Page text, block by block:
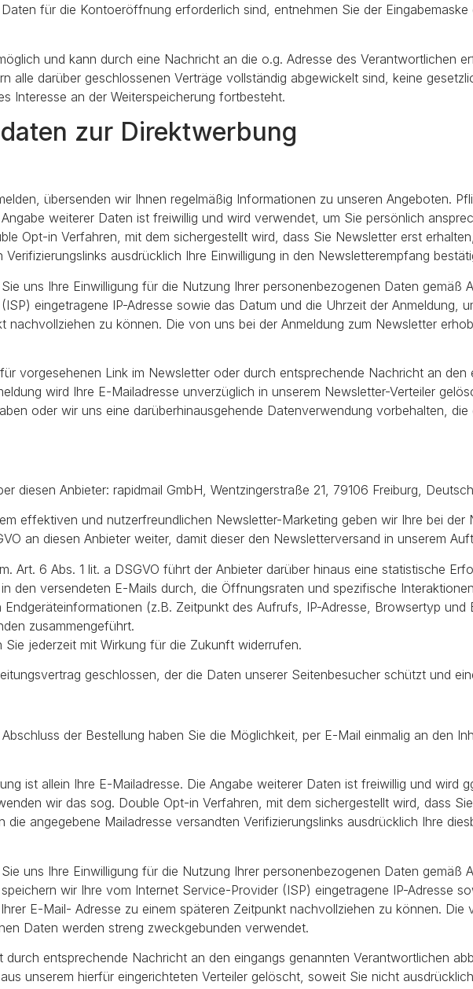
für die Kontoeröffnung erforderlich sind, entnehmen Sie der
und kann durch eine Nachricht an die o.g. Adresse des Verantwortlichen
alle darüber geschlossenen Verträge vollständig abgewickelt sind, keine
Interesse an der Weiterspeicherung fortbesteht.
zur Direktwerbung
übersenden wir Ihnen regelmäßig Informationen zu unseren Angeboten.
weiterer Daten ist freiwillig und wird verwendet, um Sie persönlich
Opt-in Verfahren, mit dem sichergestellt wird, dass Sie Newsletter erst
ausdrücklich Ihre Einwilligung in den Newsletterempfang
uns Ihre Einwilligung für die Nutzung Ihrer personenbezogenen Daten gemäß
eingetragene IP-Adresse sowie das Datum und die Uhrzeit der Anmeldung,
nachvollziehen zu können. Die von uns bei der Anmeldung zum Newsletter
vorgesehenen Link im Newsletter oder durch entsprechende Nachricht an den
wird Ihre E-Mailadresse unverzüglich in unserem Newsletter-Verteiler
oder wir uns eine darüberhinausgehende Datenverwendung vorbehalten,
diesen Anbieter: rapidmail GmbH, Wentzingerstraße 21, 79106 Freiburg,
effektiven und nutzerfreundlichen Newsletter-Marketing geben wir Ihre bei der
an diesen Anbieter weiter, damit dieser den Newsletterversand in unserem
Art. 6 Abs. 1 lit. a DSGVO führt der Anbieter darüber hinaus eine statistische
den versendeten E-Mails durch, die Öffnungsraten und spezifische
(z.B. Zeitpunkt des Aufrufs, IP-Adresse, Browsertyp und
zusammengeführt.
jederzeit mit Wirkung für die Zukunft widerrufen.
geschlossen, der die Daten unserer Seitenbesucher schützt und
der Bestellung haben Sie die Möglichkeit, per E-Mail einmalig an den
ist allein Ihre E-Mailadresse. Die Angabe weiterer Daten ist freiwillig und wird
wir das sog. Double Opt-in Verfahren, mit dem sichergestellt wird, dass
angegebene Mailadresse versandten Verifizierungslinks ausdrücklich Ihre
uns Ihre Einwilligung für die Nutzung Ihrer personenbezogenen Daten gemäß
wir Ihre vom Internet Service-Provider (ISP) eingetragene IP-Adresse
E-Mail- Adresse zu einem späteren Zeitpunkt nachvollziehen zu können. Die
Daten werden streng zweckgebunden verwendet.
durch entsprechende Nachricht an den eingangs genannten Verantwortlichen
unserem hierfür eingerichteten Verteiler gelöscht, soweit Sie nicht